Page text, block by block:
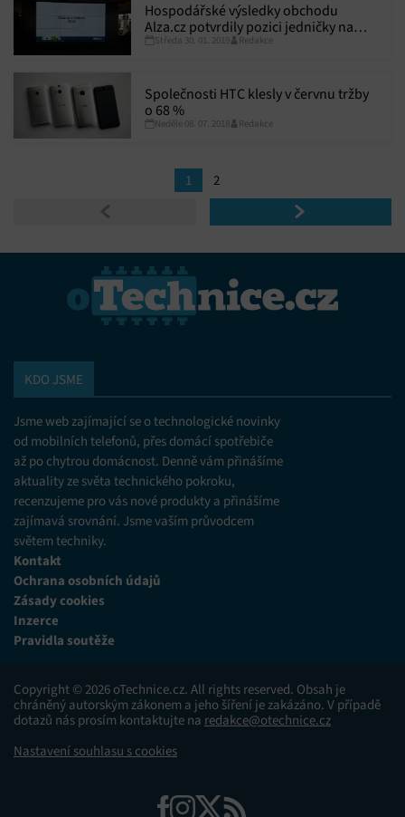
Hospodářské výsledky obchodu
Alza.cz potvrdily pozici jedničky na
trhu a naznačily další směr expanze
Středa 30. 01. 2019 Redakce
Společnosti HTC klesly v červnu tržby
o 68 %
Neděle 08. 07. 2018 Redakce
1 2
KDO JSME
Jsme web zajímající se o technologické novinky
od mobilních telefonů, přes domácí spotřebiče
až po chytrou domácnost. Denně vám přinášíme
aktuality ze světa technického pokroku,
recenzujeme pro vás nové produkty a přinášíme
zajímavá srovnání. Jsme vaším průvodcem
světem techniky.
Kontakt
Ochrana osobních údajů
Zásady cookies
Inzerce
Pravidla soutěže
Copyright © 2026 oTechnice.cz. All rights reserved. Obsah je
chráněný autorským zákonem a jeho šíření je zakázáno. V případě
dotazů nás prosím kontaktujte na redakce@otechnice.cz
Nastavení souhlasu s cookies